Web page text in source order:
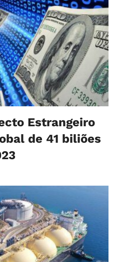
Estrangeiro
de 41 biliões